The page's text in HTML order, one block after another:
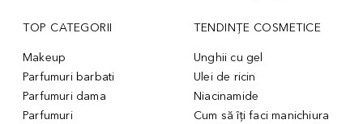
TOP CATEGORII
Makeup
Parfumuri barbati
Parfumuri dama
Parfumuri
TENDINȚE COSMETICE
Unghii cu gel
Ulei de ricin
Niacinamide
Cum să îți faci manichiura